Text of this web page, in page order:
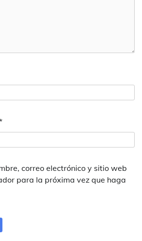
correo electrónico y sitio web
para la próxima vez que haga